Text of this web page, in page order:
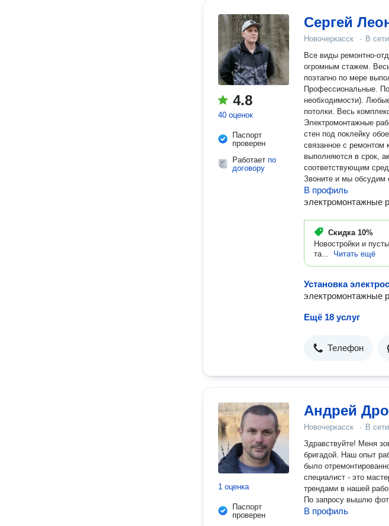
4.8
40 оценок
Паспорт
проверен
Работает по
договору
Сергей
Новочеркасск · В сети
Все виды ремонтно-
огромным стажем. Весь спектр, любая сложность. Оплата
поэтапно по мере
Профессиональные.
необходимости).
потолки. Весь
Электромонтажные
стен под поклейку
связанное с ремонтом
выполняются в срок,
соответствующим
Звоните и мы обсудим
В профиль
электромонтажные
Скидка 10%
Новостройки и
та...
Читать ещё
Установка
электромонтажные
Ещё 18 услуг
Телефон
1 оценка
Паспорт
проверен
Андрей
Новочеркасск · В сети
Здравствуйте! Меня
бригадой. Наш опыт
было
специалист - это
трендами в нашей
По запросу вышлю
В профиль